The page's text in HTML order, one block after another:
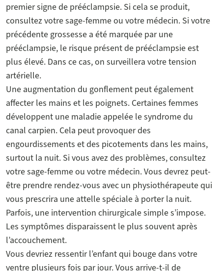
premier signe de prééclampsie. Si cela se produit,
consultez votre sage-femme ou votre médecin. Si votre
précédente grossesse a été marquée par une
prééclampsie, le risque présent de prééclampsie est
plus élevé. Dans ce cas, on surveillera votre tension
artérielle.
Une augmentation du gonflement peut également
affecter les mains et les poignets. Certaines femmes
développent une maladie appelée le syndrome du
canal carpien. Cela peut provoquer des
engourdissements et des picotements dans les mains,
surtout la nuit. Si vous avez des problèmes, consultez
votre sage-femme ou votre médecin. Vous devrez peut-
être prendre rendez-vous avec un physiothérapeute qui
vous prescrira une attelle spéciale à porter la nuit.
Parfois, une intervention chirurgicale simple s’impose.
Les symptômes disparaissent le plus souvent après
l’accouchement.
Vous devriez ressentir l’enfant qui bouge dans votre
ventre plusieurs fois par jour. Vous arrive-t-il de